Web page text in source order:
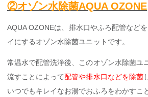
②オゾン水除菌AQUA OZONE
AQUA OZONEは、排水口やふろ配管など
イにするオゾン水除菌ユニットです。
常温水で配管洗浄後、このオゾン水除菌ユ
流すことによって配管や排水口などを除菌
いつでもキレイなお湯でおふろをわかすこ